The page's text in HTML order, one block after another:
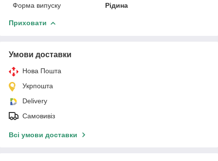
Форма випуску Рідина
Приховати
Умови доставки
Нова Пошта
Укрпошта
Delivery
Самовивіз
Всі умови доставки